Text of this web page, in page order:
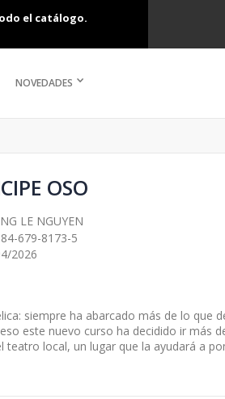
el catálogo.
NOVEDADES
OSO
LE NGUYEN
679-8173-5
2026
siempre ha abarcado más de lo que
este nuevo curso ha decidido ir más
teatro local, un lugar que la ayudará a